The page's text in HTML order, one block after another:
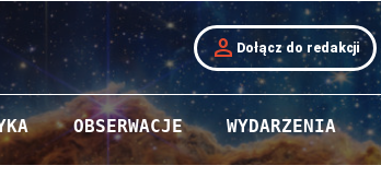
person Dołącz do redakcji
OBSERWACJE WYDARZENIA